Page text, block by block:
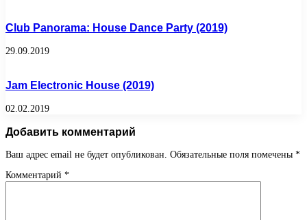
Club Panorama: House Dance Party (2019)
29.09.2019
Jam Electronic House (2019)
02.02.2019
Добавить комментарий
Ваш адрес email не будет опубликован. Обязательные поля помечены *
Комментарий *